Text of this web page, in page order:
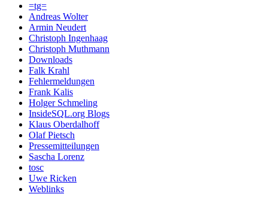
=tg=
Andreas Wolter
Armin Neudert
Christoph Ingenhaag
Christoph Muthmann
Downloads
Falk Krahl
Fehlermeldungen
Frank Kalis
Holger Schmeling
InsideSQL.org Blogs
Klaus Oberdalhoff
Olaf Pietsch
Pressemitteilungen
Sascha Lorenz
tosc
Uwe Ricken
Weblinks